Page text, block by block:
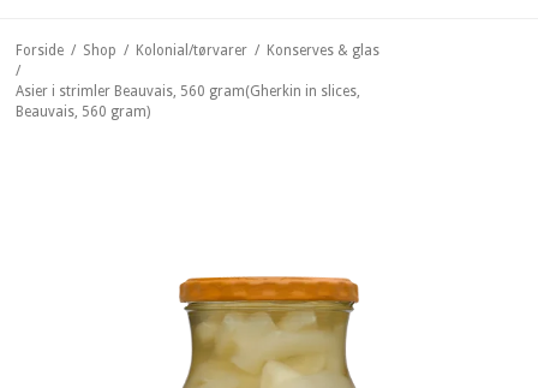
Forside / Shop / Kolonial/tørvarer / Konserves & glas
/
Asier i strimler Beauvais, 560 gram(Gherkin in slices,
Beauvais, 560 gram)